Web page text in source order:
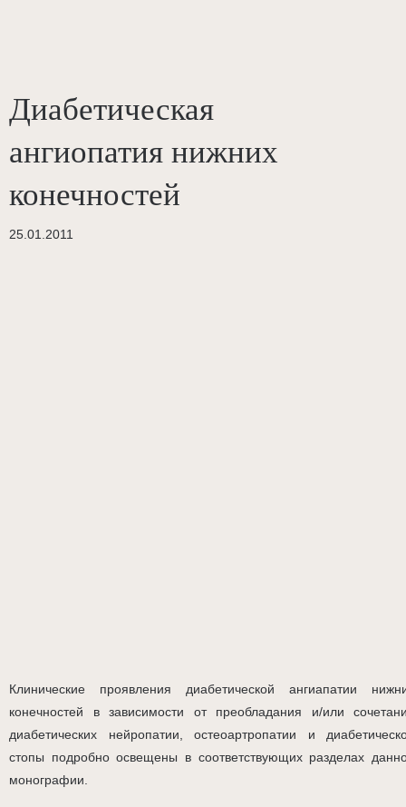
Диабетическая
ангиопатия нижних
конечностей
25.01.2011
Клинические проявления диабетической ангиапатии
конечностей в зависимости от преобладания и/или
диабетических нейропатии, остеоартропатии и
стопы подробно освещены в соответствующих разделах
монографии.